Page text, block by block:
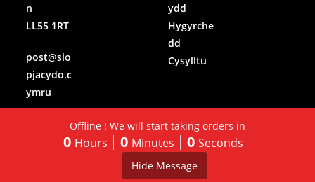
n
LL55 1RT
post@sio
pjacydo.c
ymru
ydd
Hygyrche
dd
Cysylltu
Offline ! We will start taking orders in
0 Hours 0 Minutes 0 Seconds
Hide Message